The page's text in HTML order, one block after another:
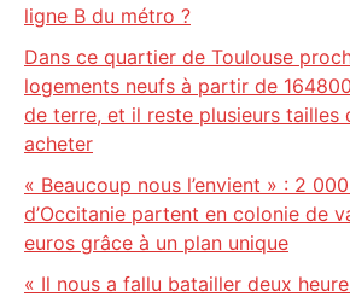
ligne B du métro ?
Dans ce quartier de Toulouse
logements neufs à partir de
de terre, et il reste plusieurs tailles
acheter
« Beaucoup nous l’envient » : 2
d’Occitanie partent en colonie de
euros grâce à un plan unique
« Il nous a fallu batailler deux